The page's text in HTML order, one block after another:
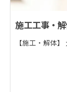
施工工事・